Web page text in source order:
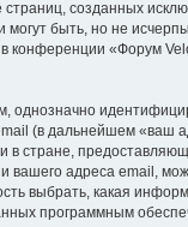
страниц, созданных
быть, но не
конференции «Форум
однозначно
(в дальнейшем «ваш
стране,
вашего адреса email,
выбрать, какая
программным